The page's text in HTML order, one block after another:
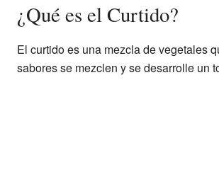
¿Qué es el Curtido?
El curtido es una mezcla de vegetales
sabores se mezclen y se desarrolle un